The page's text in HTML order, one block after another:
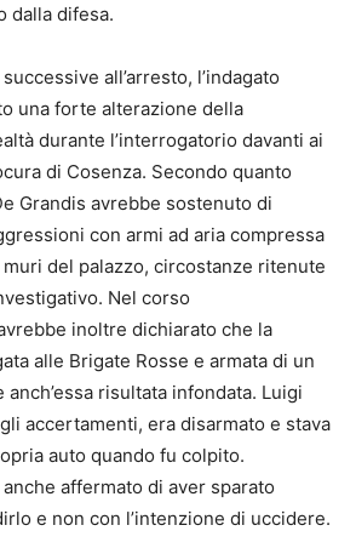
dalla difesa.
all’arresto, l’indagato
una forte alterazione della
durante l’interrogatorio davanti ai
di Cosenza. Secondo quanto
Grandis avrebbe sostenuto di
con armi ad aria compressa
del palazzo, circostanze ritenute
Nel corso
inoltre dichiarato che la
alle Brigate Rosse e armata di un
risultata infondata. Luigi
accertamenti, era disarmato e stava
auto quando fu colpito.
anche affermato di aver sparato
e non con l’intenzione di uccidere.